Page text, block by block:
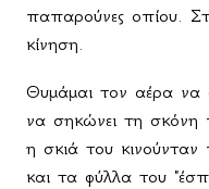
παπαρούνες οπίου.
κίνηση.
Θυμάμαι τον αέρα
να σηκώνει τη σκόνη
η σκιά του
και τα φύλλα του